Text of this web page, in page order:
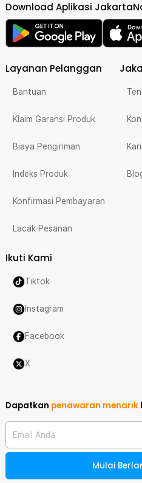
Download Aplikasi
Layanan Pelanggan
Bantuan
Klaim Garansi Produk
Biaya Pengiriman
Indeks Produk
Konfirmasi Pembayaran
Lacak Pesanan
Ikuti Kami
Tiktok
Instagram
Facebook
X
Dapatkan penawaran menarik
Email Anda
Mulai